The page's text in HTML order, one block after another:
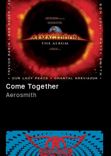
Come Together
Aerosmith